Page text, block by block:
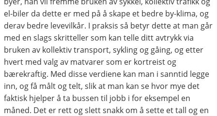
el-biler da dette er med på å skape et bedre by-klima, og
derav bedre levevilkår. I praksis så betyr dette at man går
med en slags skritteller som kan telle ditt avtrykk via
bruken av kollektiv transport, sykling og gåing, og etter
hvert med valg av matvarer som er kortreist og
bærekraftig. Med disse verdiene kan man i sanntid legge
inn, og få målt og telt, slik at man kan se hvor mye det
faktisk hjelper å ta bussen til jobb i for eksempel en
måned. Det er rett og slett snakk om å sette et tall og en